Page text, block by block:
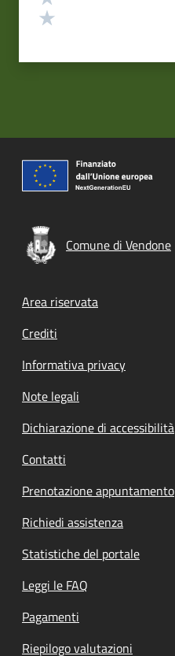
Comune di Vendone
Footer menu
Area riservata
Crediti
Informativa privacy
Note legali
Dichiarazione di accessibilità
Contatti
Prenotazione appuntamento
Richiedi assistenza
Statistiche del portale
Leggi le FAQ
Pagamenti
Riepilogo valutazioni